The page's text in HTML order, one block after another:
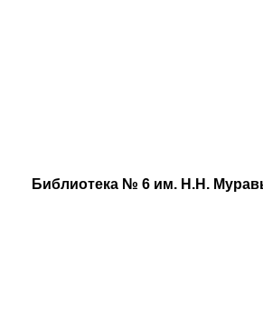
Библиотека № 6 им. Н.Н.